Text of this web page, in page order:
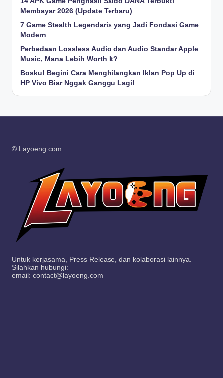
Membayar 2026 (Update Terbaru)
7 Game Stealth Legendaris yang Jadi Fondasi Game
Modern
Perbedaan Lossless Audio dan Audio Standar Apple
Music, Mana Lebih Worth It?
Bosku! Begini Cara Menghilangkan Iklan Pop Up di
HP Vivo Biar Nggak Ganggu Lagi!
© Layoeng.com
Untuk kerjasama, Press Release, dan kolaborasi lainnya.
Silahkan hubungi:
email: contact@layoeng.com